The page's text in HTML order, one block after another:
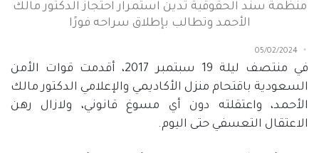
منظمة سند الحقوقية تدين استمرار احتجاز الدكتور مالك
الأحمد وتطالب بإطلاق سراحه فورًا
05/02/2024
في منتصف ليلة 19 سبتمبر 2017، أقدمت قوات الأمن
السعودية باقتحام منزل الأكاديمي والإعلامي الدكتور مالك
الأحمد، واعتقلته دون أي مسوغ قانوني، ولازال رهن
الاعتقال التعسفي حتى اليوم.